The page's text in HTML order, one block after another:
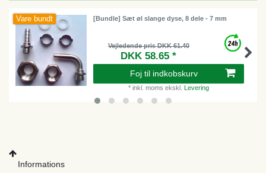
Vare bundt [Bundle] Sæt øl slange dyse, 8 dele - 7 mm
Vejledende pris DKK 61.40
DKK 58.65 *
Foj til indkobskurv
* inkl. moms ekskl. Levering
Informations